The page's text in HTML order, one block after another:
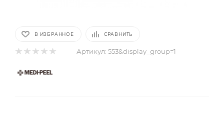
В ИЗБРАННОЕ СРАВНИТЬ
Артикул: 553&display_group=1